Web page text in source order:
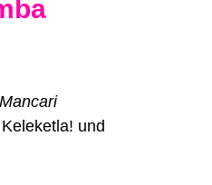
und